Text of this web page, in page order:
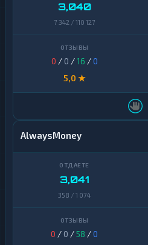
3,040
7 342 / 110 127
0 / 0 /16 /0
5,0 ★
AlwaysMoney
3,041
358 / 1 074
0 / 0 /58 /0